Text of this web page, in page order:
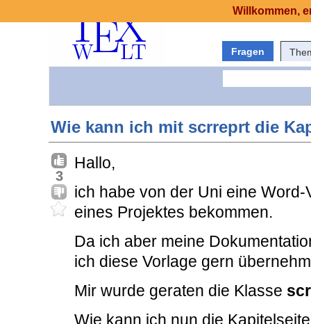
Fragen
Wie kann ich mit scrreprt die
3
Hallo,
ich habe von der Uni eine
eines Projektes bekommen.
Da ich aber meine
ich diese Vorlage gern
Mir wurde geraten die Klasse
Wie kann ich nun die
Willkommen,